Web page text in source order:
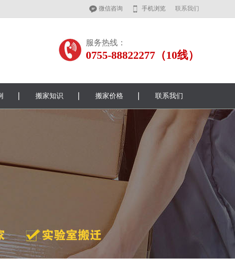
微信咨询 手机浏览 联系我们
服务热线：
0755-88822277（10线）
搬家知识 搬家价格 联系我们